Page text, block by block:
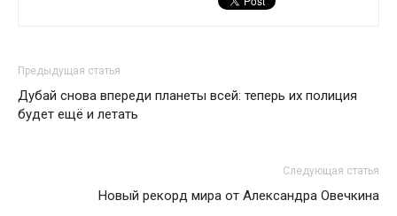
Предыдущая статья
Дубай снова впереди планеты всей: теперь их полиция
будет ещё и летать
Следующая статья
Новый рекорд мира от Александра Овечкина